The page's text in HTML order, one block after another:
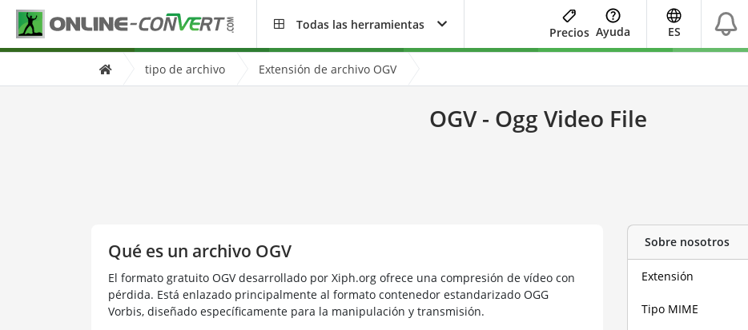
Todas las herramientas
Precios Ayuda ES
tipo de archivo Extensión de archivo OGV
OGV - Ogg Video File
Qué es un archivo OGV
El formato gratuito OGV desarrollado por Xiph.org ofrece una compresión de vídeo con
pérdida. Está enlazado principalmente al formato contenedor estandarizado OGG
Vorbis, diseñado específicamente para la manipulación y transmisión.
Sobre nosotros
Extensión
Tipo MIME